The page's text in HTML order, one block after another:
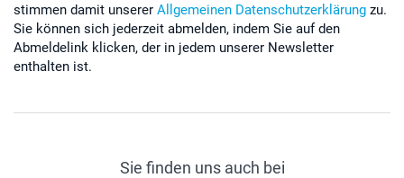
stimmen damit unserer Allgemeinen Datenschutzerklärung zu.
Sie können sich jederzeit abmelden, indem Sie auf den
Abmeldelink klicken, der in jedem unserer Newsletter
enthalten ist.
Sie finden uns auch bei